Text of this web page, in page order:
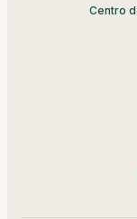
Centro